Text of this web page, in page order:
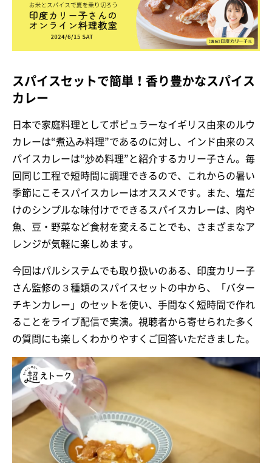
スパイスセットで簡単！香り豊かなスパイス
カレー
日本で家庭料理としてポピュラーなイギリス由来のルウ
カレーは“煮込み料理”であるのに対し、インド由来のス
パイスカレーは“炒め料理”と紹介するカリー子さん。毎
回同じ工程で短時間に調理できるので、これからの暑い
季節にこそスパイスカレーはオススメです。また、塩だ
けのシンプルな味付けでできるスパイスカレーは、肉や
魚、豆・野菜など食材を変えることでも、さまざまなア
レンジが気軽に楽しめます。
今回はパルシステムでも取り扱いのある、印度カリー子
さん監修の３種類のスパイスセットの中から、「バター
チキンカレー」のセットを使い、手間なく短時間で作れ
ることをライブ配信で実演。視聴者から寄せられた多く
の質問にも楽しくわかりやすくご回答いただきました。